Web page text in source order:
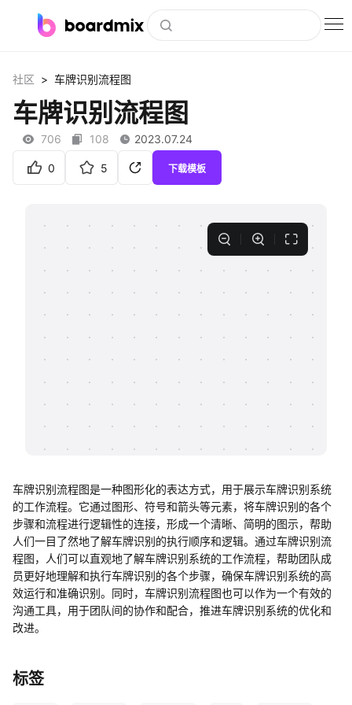
社区资源
下载
客户案例
支持
知识分享社区
社区 > 车牌识别流程图
车牌识别流程图
706 108 2023.07.24
0 5 下载模板
车牌识别流程图是一种图形化的表达方式，用于展示车牌识别系统
的工作流程。它通过图形、符号和箭头等元素，将车牌识别的各个
步骤和流程进行逻辑性的连接，形成一个清晰、简明的图示，帮助
人们一目了然地了解车牌识别的执行顺序和逻辑。通过车牌识别流
程图，人们可以直观地了解车牌识别系统的工作流程，帮助团队成
员更好地理解和执行车牌识别的各个步骤，确保车牌识别系统的高
效运行和准确识别。同时，车牌识别流程图也可以作为一个有效的
沟通工具，用于团队间的协作和配合，推进车牌识别系统的优化和
改进。
标签